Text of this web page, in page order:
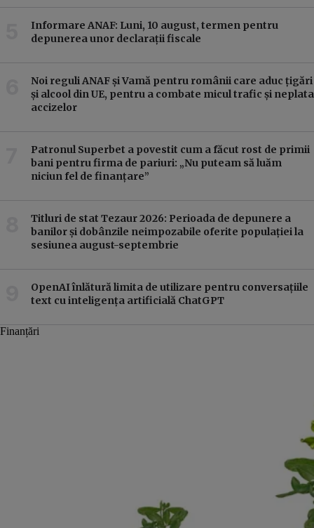
Informare ANAF: Luni, 10 august, termen pentru
depunerea unor declarații fiscale
Noi reguli ANAF și Vamă pentru românii care aduc țigări
și alcool din UE, pentru a combate micul trafic și neplata
accizelor
Patronul Superbet a povestit cum a făcut rost de primii
bani pentru firma de pariuri: „Nu puteam să luăm
niciun fel de finanțare”
Titluri de stat Tezaur 2026: Perioada de depunere a
banilor și dobânzile neimpozabile oferite populației la
sesiunea august-septembrie
OpenAI înlătură limita de utilizare pentru conversațiile
text cu inteligența artificială ChatGPT
Finanțări